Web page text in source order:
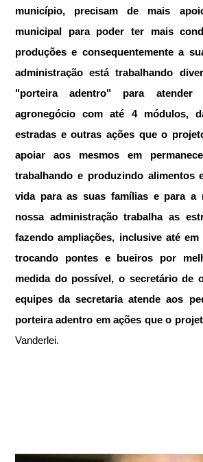
município, precisam de mais
municipal para poder ter mais
produções e consequentemente a
administração está trabalhando
"porteira adentro" para atender
agronegócio com até 4 módulos,
estradas e outras ações que o
apoiar aos mesmos em
trabalhando e produzindo alimentos
vida para as suas famílias e para a
nossa administração trabalha as
fazendo ampliações, inclusive até
trocando pontes e bueiros por
medida do possível, o secretário de
equipes da secretaria atende aos
porteira adentro em ações que o
Vanderlei.